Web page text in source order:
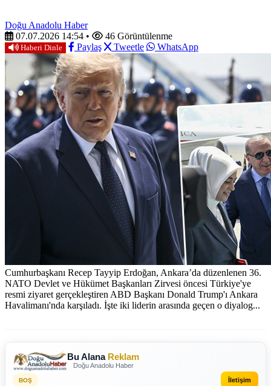
Doğu Anadolu Haber
07.07.2026 14:54 • 46 Görüntülenme
Haberi Dinle Paylaş Tweetle WhatsApp
Cumhurbaşkanı Recep Tayyip Erdoğan, Ankara’da düzenlenen 36.⁠
⁠NATO Devlet ve Hükümet Başkanları Zirvesi öncesi Türkiye'ye
resmi ziyaret gerçekleştiren ABD Başkanı Donald Trump'ı Ankara
Havalimanı'nda karşıladı. İşte iki liderin arasında geçen o diyalog...
Bu Alana Reklam
Doğu Anadolu Haber
BOŞ İletişim